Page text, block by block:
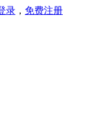
录 ， 免费注册